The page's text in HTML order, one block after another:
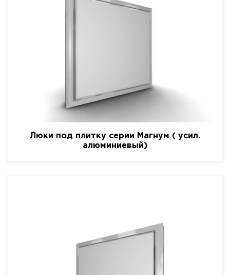
Люки под плитку серии Магнум ( усил.
алюминиевый)